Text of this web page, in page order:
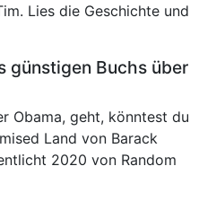
Lies die Geschichte und
günstigen Buchs über
Obama, geht, könntest du
Land von Barack
2020 von Random